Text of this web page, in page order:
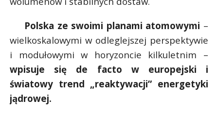
Polska ze swoimi planami atomowymi –
wielkoskalowymi w odleglejszej perspektywie
i modułowymi w horyzoncie kilkuletnim –
wpisuje się de facto w europejski i
światowy trend „reaktywacji” energetyki
jądrowej.